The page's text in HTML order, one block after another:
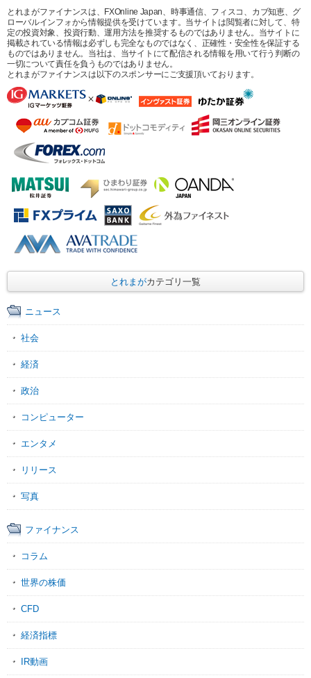
とれまがファイナンスは、FXOnline Japan、時事通信、フィスコ、カブ知恵、グ
ローバルインフォから情報提供を受けています。当サイトは閲覧者に対して、特
定の投資対象、投資行動、運用方法を推奨するものではありません。当サイトに
掲載されている情報は必ずしも完全なものではなく、正確性・安全性を保証する
ものではありません。当社は、当サイトにて配信される情報を用いて行う判断の
一切について責任を負うものではありません。
とれまがファイナンスは以下のスポンサーにご支援頂いております。
とれまがカテゴリ一覧
ニュース
社会
経済
政治
コンピューター
エンタメ
リリース
写真
ファイナンス
コラム
世界の株価
CFD
経済指標
IR動画